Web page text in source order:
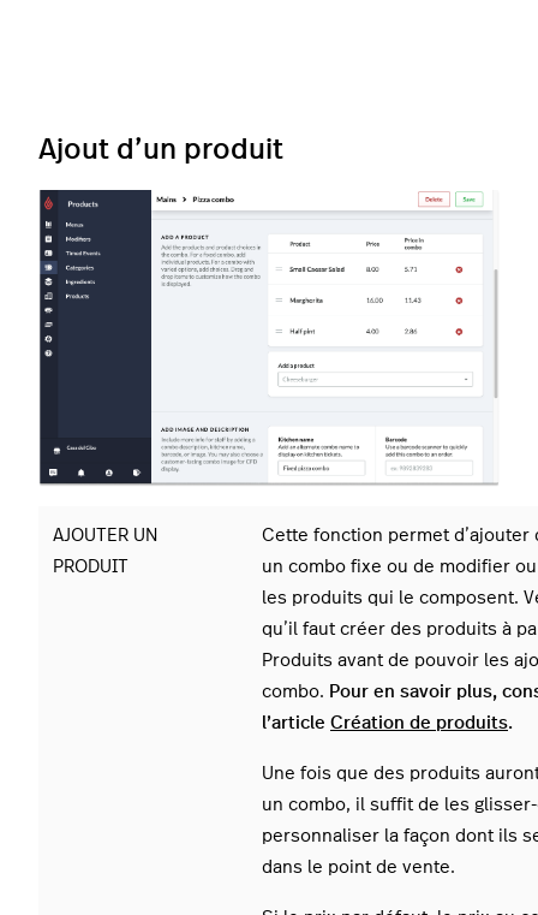
Ajout d’un produit
AJOUTER UN
PRODUIT
Cette fonction permet d’ajouter
un combo fixe ou de modifier
les produits qui le composent.
qu’il faut créer des produits à
Produits avant de pouvoir les
combo. Pour en savoir plus,
l’article Création de produits.
Une fois que des produits
un combo, il suffit de les
personnaliser la façon dont ils
dans le point de vente.